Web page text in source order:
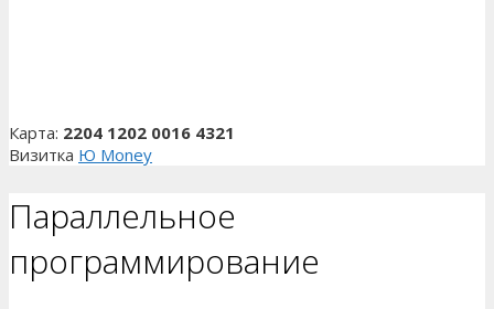
Карта: 2204 1202 0016 4321
Визитка Ю Money
Параллельное
программирование